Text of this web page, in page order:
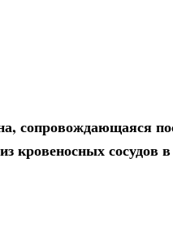
сопровождающаяся
сосудов